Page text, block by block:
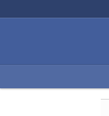
전체
자유